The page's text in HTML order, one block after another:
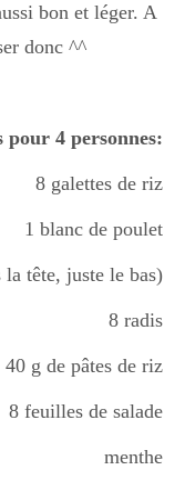
bon et léger. A
donc ^^
pour 4 personnes:
8 galettes de riz
1 blanc de poulet
la tête, juste le bas)
8 radis
40 g de pâtes de riz
8 feuilles de salade
menthe